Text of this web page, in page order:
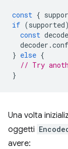
const {
if (supported)
const
decoder .
} else {
// Try
}
Una volta
oggetti
avere: